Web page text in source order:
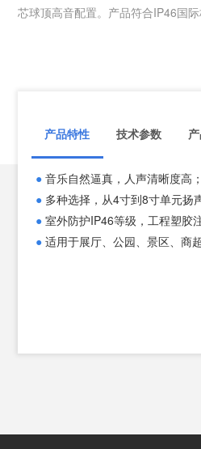
芯球顶高音配置。产品符合IP46国际
产品特性 技术参数
● 音乐自然逼真， 人声清晰度高 ；
● 多种选择，从4寸到8寸单元扬
● 室外防护IP46等级，工程塑胶
● 适用于展厅、公园、景区、商